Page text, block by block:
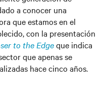
a conocer una
que estamos en el
con la presentación
to the Edgeque indica
que apenas se
hace cinco años.